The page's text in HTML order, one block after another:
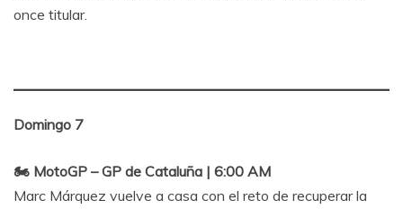
once titular.
Domingo 7
🏍 MotoGP – GP de Cataluña | 6:00 AM
Marc Márquez vuelve a casa con el reto de recuperar la